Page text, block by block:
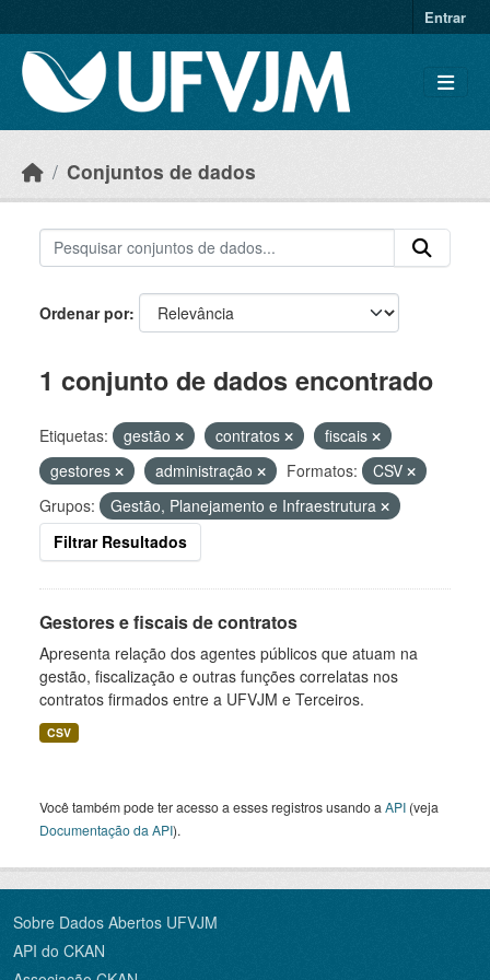
Entrar
Conjuntos de dados
Ordenar por
1 conjunto de dados encontrado
Etiquetas: gestão contratos
fiscais
gestores
administração Formatos:
CSV
Grupos:
Gestão, Planejamento e Infraestrutura
Filtrar Resultados
Gestores e fiscais de contratos
Apresenta relação dos agentes públicos que atuam na
gestão, fiscalização e outras funções correlatas nos
contratos firmados entre a UFVJM e Terceiros.
CSV
Você também pode ter acesso a esses registros usando a API (veja
Documentação da API).
Sobre Dados Abertos UFVJM
API do CKAN